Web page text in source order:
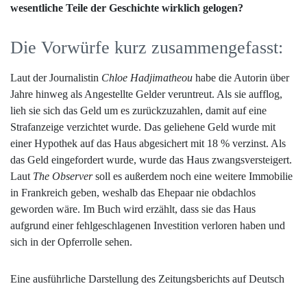
wesentliche Teile der Geschichte wirklich gelogen?
Die Vorwürfe kurz zusammengefasst:
Laut der Journalistin Chloe Hadjimatheou habe die Autorin über
Jahre hinweg als Angestellte Gelder veruntreut. Als sie aufflog,
lieh sie sich das Geld um es zurückzuzahlen, damit auf eine
Strafanzeige verzichtet wurde. Das geliehene Geld wurde mit
einer Hypothek auf das Haus abgesichert mit 18 % verzinst. Als
das Geld eingefordert wurde, wurde das Haus zwangsversteigert.
Laut The Observersoll es außerdem noch eine weitere Immobilie
in Frankreich geben, weshalb das Ehepaar nie obdachlos
geworden wäre. Im Buch wird erzählt, dass sie das Haus
aufgrund einer fehlgeschlagenen Investition verloren haben und
sich in der Opferrolle sehen.
Eine ausführliche Darstellung des Zeitungsberichts auf Deutsch